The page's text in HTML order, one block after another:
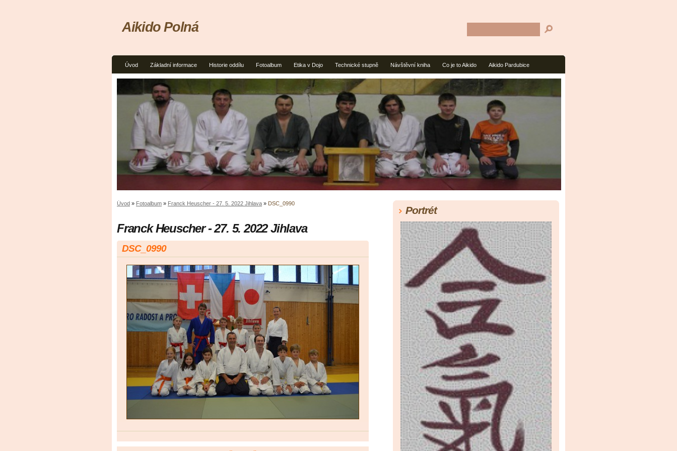
Úvod Základní informace Historie oddílu Fotoalbum Etika v Dojo Technické stupně Návštěvní kniha Co je to Aikido Aikido Pardubice
Aikido Polná
Úvod » Fotoalbum » Franck Heuscher - 27. 5. 2022 Jihlava » DSC_0990
Franck Heuscher - 27. 5. 2022 Jihlava
DSC_0990
Portrét